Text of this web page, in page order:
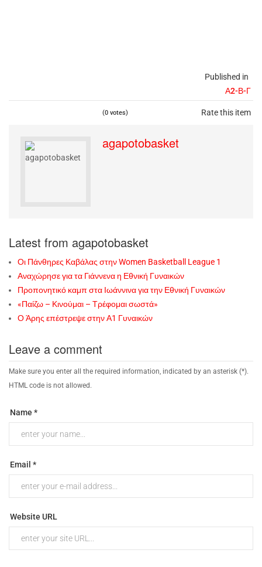
Published in
Α2-Β-Γ
Rate this item
(0 votes)
agapotobasket
Latest from agapotobasket
Οι Πάνθηρες Καβάλας στην Women Basketball League 1
Αναχώρησε για τα Γιάννενα η Εθνική Γυναικών
Προπονητικό καμπ στα Ιωάννινα για την Εθνική Γυναικών
«Παίζω – Κινούμαι – Τρέφομαι σωστά»
Ο Άρης επέστρεψε στην Α1 Γυναικών
Leave a comment
Make sure you enter all the required information, indicated by an asterisk (*).
HTML code is not allowed.
Name *
Email *
Website URL